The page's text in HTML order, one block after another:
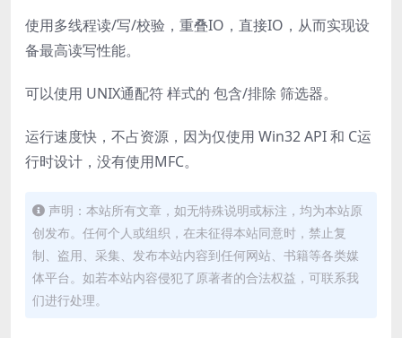
使用多线程读/写/校验，重叠IO，直接IO，从而实现设
备最高读写性能。
可以使用 UNIX通配符 样式的 包含/排除 筛选器。
运行速度快，不占资源，因为仅使用 Win32 API 和 C运
行时设计，没有使用MFC。
声明：本站所有文章，如无特殊说明或标注，均为本站原
创发布。任何个人或组织，在未征得本站同意时，禁止复
制、盗用、采集、发布本站内容到任何网站、书籍等各类媒
体平台。如若本站内容侵犯了原著者的合法权益，可联系我
们进行处理。